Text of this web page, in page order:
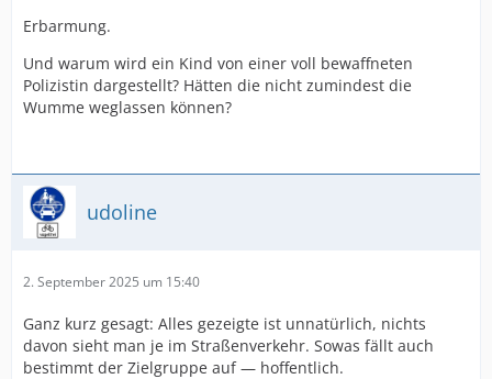
Erbarmung.
Und warum wird ein Kind von einer voll bewaffneten
Polizistin dargestellt? Hätten die nicht zumindest die
Wumme weglassen können?
udoline
2. September 2025 um 15:40
Ganz kurz gesagt: Alles gezeigte ist unnatürlich, nichts
davon sieht man je im Straßenverkehr. Sowas fällt auch
bestimmt der Zielgruppe auf — hoffentlich.